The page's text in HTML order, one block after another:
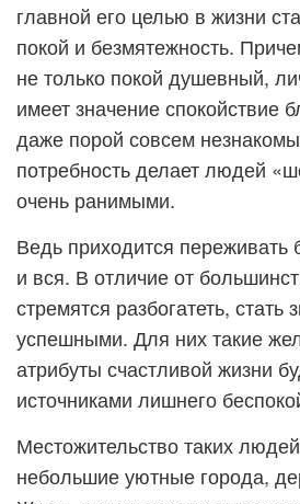
главной его целью в жизни
покой и безмятежность.
не только покой душевный,
имеет значение спокойствие
даже порой совсем
потребность делает людей
очень ранимыми.
Ведь приходится переживать
и вся. В отличие от
стремятся разбогатеть,
успешными. Для них такие
атрибуты счастливой жизни
источниками лишнего
Местожительство таких
небольшие уютные города,